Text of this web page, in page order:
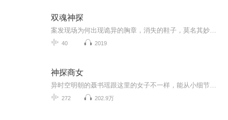
双魂神探
40 2019
神探商女
272 202.9万